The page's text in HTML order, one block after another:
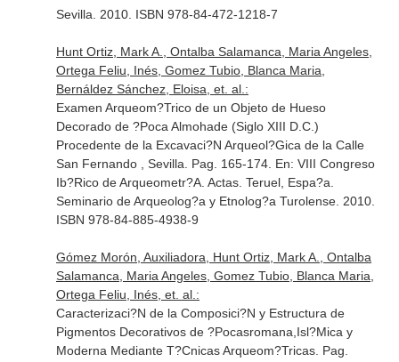
Sevilla. 2010. ISBN 978-84-472-1218-7
Hunt Ortiz, Mark A., Ontalba Salamanca, Maria Angeles,
Ortega Feliu, Inés, Gomez Tubio, Blanca Maria,
Bernáldez Sánchez, Eloisa, et. al.:
Examen Arqueom?Trico de un Objeto de Hueso
Decorado de ?Poca Almohade (Siglo XIII D.C.)
Procedente de la Excavaci?N Arqueol?Gica de la Calle
San Fernando , Sevilla. Pag. 165-174. En: VIII Congreso
Ib?Rico de Arqueometr?A. Actas. Teruel, Espa?a.
Seminario de Arqueolog?a y Etnolog?a Turolense. 2010.
ISBN 978-84-885-4938-9
Gómez Morón, Auxiliadora, Hunt Ortiz, Mark A., Ontalba
Salamanca, Maria Angeles, Gomez Tubio, Blanca Maria,
Ortega Feliu, Inés, et. al.:
Caracterizaci?N de la Composici?N y Estructura de
Pigmentos Decorativos de ?Pocasromana,Isl?Mica y
Moderna Mediante T?Cnicas Arqueom?Tricas. Pag.